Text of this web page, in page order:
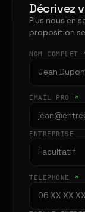
Décrivez
Plus nous en
proposition
NOM COMPLET
EMAIL PRO *
ENTREPRISE
TÉLÉPHONE *